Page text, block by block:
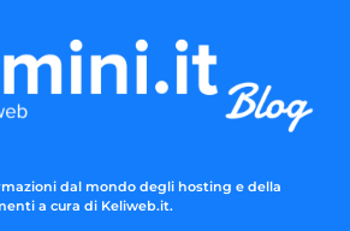
dal mondo degli hosting e della
a cura di Keliweb.it.